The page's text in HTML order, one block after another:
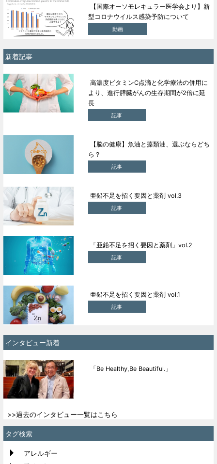
【国際オーソモレキュラー医学会より】新
型コロナウイルス感染予防について
動画
新着記事
高濃度ビタミンC点滴と化学療法の併用に
より、進行膵臓がんの生存期間が2倍に延
長
記事
【脳の健康】魚油と藻類油、選ぶならどち
ら？
記事
亜鉛不足を招く要因と薬剤 vol.3
記事
「亜鉛不足を招く要因と薬剤」vol.2
記事
亜鉛不足を招く要因と薬剤 vol.1
記事
インタビュー新着
「Be Healthy,Be Beautiful.」
>>過去のインタビュー一覧はこちら
タグ検索
アレルギー